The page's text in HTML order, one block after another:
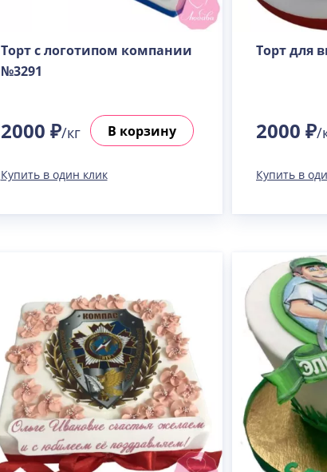
Пралине
Узнать подробнее о начинке
Узнать подробнее о начинке
Узнать подробнее о начинке
По выбору кондитера
Узнать подробнее о начинке
Торт с логотипом компании
№3291
2000 ₽/кг В корзину
Купить в один клик
Торт для
2000 ₽/
Купить в